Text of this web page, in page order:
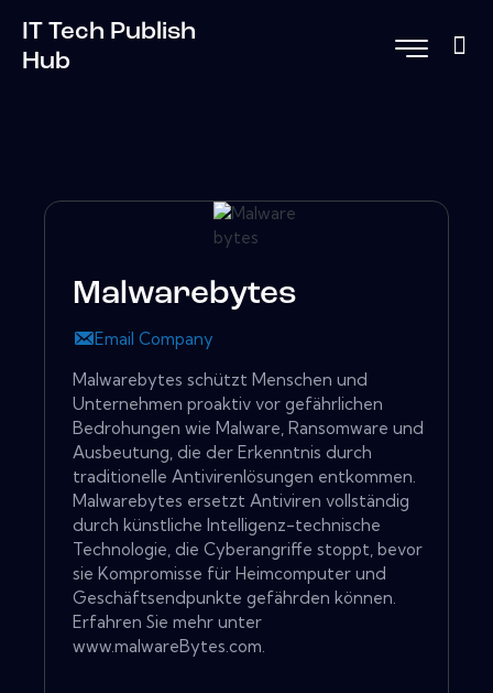
IT Tech Publish
Hub
Malwarebytes
Email Company
Malwarebytes schützt Menschen und
Unternehmen proaktiv vor gefährlichen
Bedrohungen wie Malware, Ransomware und
Ausbeutung, die der Erkenntnis durch
traditionelle Antivirenlösungen entkommen.
Malwarebytes ersetzt Antiviren vollständig
durch künstliche Intelligenz-technische
Technologie, die Cyberangriffe stoppt, bevor
sie Kompromisse für Heimcomputer und
Geschäftsendpunkte gefährden können.
Erfahren Sie mehr unter
www.malwareBytes.com.